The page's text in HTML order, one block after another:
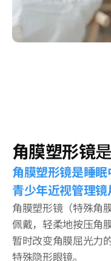
角膜塑形镜
角膜塑形镜是睡
青少年近视管理镜
角膜塑形镜（特殊角
佩戴，轻柔地按压角
暂时改变角膜屈光力
特殊隐形眼镜。